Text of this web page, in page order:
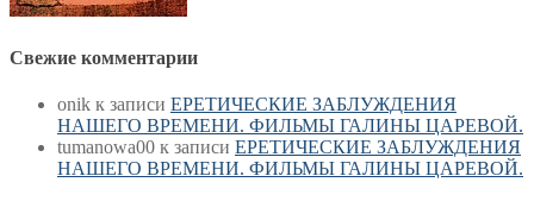
Свежие комментарии
onik к записи ЕРЕТИЧЕСКИЕ ЗАБЛУЖДЕНИЯ
НАШЕГО ВРЕМЕНИ. ФИЛЬМЫ ГАЛИНЫ ЦАРЕВОЙ.
tumanowa00 к записи ЕРЕТИЧЕСКИЕ ЗАБЛУЖДЕНИЯ
НАШЕГО ВРЕМЕНИ. ФИЛЬМЫ ГАЛИНЫ ЦАРЕВОЙ.